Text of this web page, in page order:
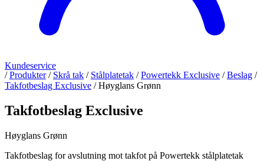
Kundeservice
/ Produkter / Skrå tak / Stålplatetak / Powertekk Exclusive / Beslag /
Takfotbeslag Exclusive / Høyglans Grønn
Takfotbeslag Exclusive
Høyglans Grønn
Takfotbeslag for avslutning mot takfot på Powertekk stålplatetak